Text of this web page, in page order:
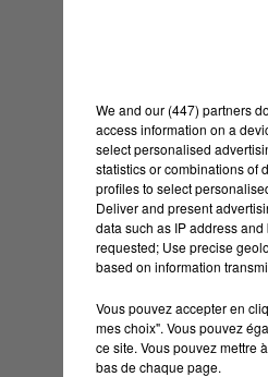
We and our (447) partners
access information on a
select personalised
statistics or combinations of
profiles to select
Deliver and present
data such as IP address
requested; Use precise
based on information
Vous pouvez accepter en
mes choix". Vous pouvez
ce site. Vous pouvez mettre
bas de chaque page.